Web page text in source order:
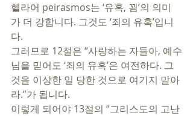
헬라어 peirasmos는 ‘유혹, 꾐’의 의미
가 더 강합니다. 그것도 ‘죄의 유혹’입니
다.
그러므로 12절은 “사랑하는 자들아, 예수
님을 믿어도 ‘죄의 유혹’은 여전하다. 그
것을 이상한 일 당한 것으로 여기지 말아
라.”가 됩니다.
이렇게 되어야 13절의 “그리스도의 고난